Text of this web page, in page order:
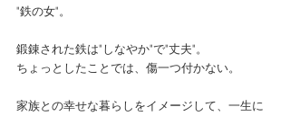
"鉄の女"。
鍛錬された鉄は"しなやか"で"丈夫"。
ちょっとしたことでは、傷一つ付かない。
家族との幸せな暮らしをイメージして、一生に